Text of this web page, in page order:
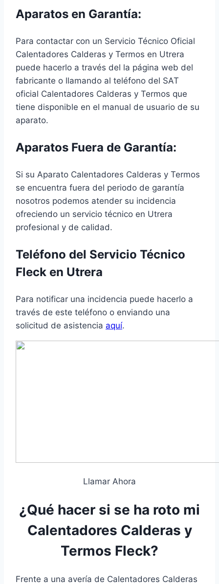
Aparatos en Garantía:
Para contactar con un Servicio Técnico Oficial
Calentadores Calderas y Termos en Utrera
puede hacerlo a través del la página web del
fabricante o llamando al teléfono del SAT
oficial Calentadores Calderas y Termos que
tiene disponible en el manual de usuario de su
aparato.
Aparatos Fuera de Garantía:
Si su Aparato Calentadores Calderas y Termos
se encuentra fuera del periodo de garantía
nosotros podemos atender su incidencia
ofreciendo un servicio técnico en Utrera
profesional y de calidad.
Teléfono del Servicio Técnico
Fleck en Utrera
Para notificar una incidencia puede hacerlo a
través de este teléfono o enviando una
solicitud de asistencia aquí.
Llamar Ahora
¿Qué hacer si se ha roto mi
Calentadores Calderas y
Termos Fleck?
Frente a una avería de Calentadores Calderas